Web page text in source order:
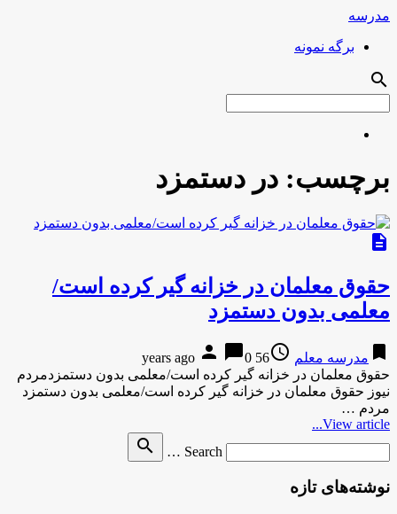
مدرسه
برگه نمونه
search
برچسب: در دستمزد
description
حقوق معلمان در خزانه گیر کرده است/
معلمی بدون دستمزد
bookmark مدرسه معلم access_time
56 years ago
person chat_bubble0
حقوق معلمان در خزانه گیر کرده است/معلمی بدون دستمزدمردم
نیوز حقوق معلمان در خزانه گیر کرده است/معلمی بدون دستمزد
مردم …
View article...
Search …
search
نوشته‌های تازه